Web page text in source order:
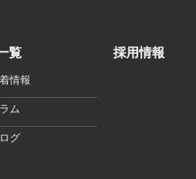
覧
情報
ム
グ
採用情報